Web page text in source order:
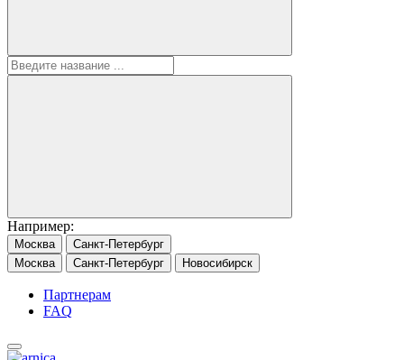
Например:
Москва
Санкт-Петербург
Москва
Санкт-Петербург Новосибирск
Партнерам
FAQ